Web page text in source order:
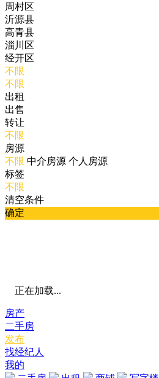
周村区
沂源县
高青县
淄川区
经开区
不限
不限
出租
出售
转让
不限
房源
不限 中介房源 个人房源
标签
不限
清空条件
确定
正在加载...
房产
二手房
发布
找经纪人
我的